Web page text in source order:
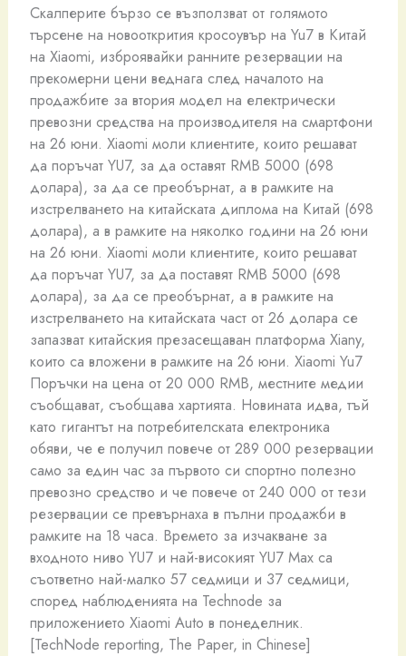
Скалперите бързо се възползват от голямото
търсене на новооткрития кросоувър на Yu7 в Китай
на Xiaomi, изброявайки ранните резервации на
прекомерни цени веднага след началото на
продажбите за втория модел на електрически
превозни средства на производителя на смартфони
на 26 юни. Xiaomi моли клиентите, които решават
да поръчат YU7, за да оставят RMB 5000 (698
долара), за да се преобърнат, а в рамките на
изстрелването на китайската диплома на Китай (698
долара), а в рамките на няколко години на 26 юни
на 26 юни. Xiaomi моли клиентите, които решават
да поръчат YU7, за да поставят RMB 5000 (698
долара), за да се преобърнат, а в рамките на
изстрелването на китайската част от 26 долара се
запазват китайския презасещаван платформа Xiany,
които са вложени в рамките на 26 юни. Xiaomi Yu7
Поръчки на цена от 20 000 RMB, местните медии
съобщават, съобщава хартията. Новината идва, тъй
като гигантът на потребителската електроника
обяви, че е получил повече от 289 000 резервации
само за един час за първото си спортно полезно
превозно средство и че повече от 240 000 от тези
резервации се превърнаха в пълни продажби в
рамките на 18 часа. Времето за изчакване за
входното ниво YU7 и най-високият YU7 Max са
съответно най-малко 57 седмици и 37 седмици,
според наблюденията на Technode за
приложението Xiaomi Auto в понеделник.
[TechNode reporting, The Paper, in Chinese]